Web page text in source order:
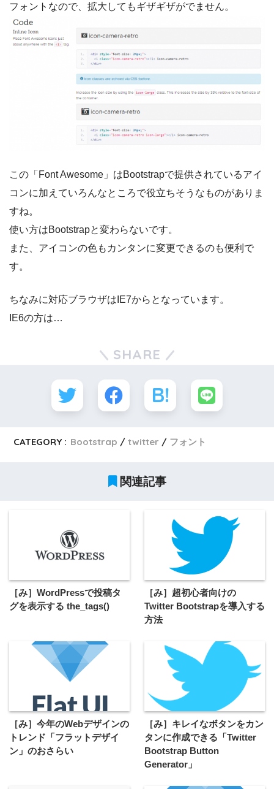
フォントなので、拡大してもギザギザがでません。
この「Font Awesome」はBootstrapで提供されているアイ
コンに加えていろんなところで役立ちそうなものがありま
すね。
使い方はBootstrapと変わらないです。
また、アイコンの色もカンタンに変更できるのも便利で
す。
ちなみに対応ブラウザはIE7からとなっています。
IE6の方は…
SHARE
CATEGORY : Bootstrap twitter フォント
関連記事
［み］WordPressで投稿タ
グを表示する the_tags()
［み］超初心者向けの
Twitter Bootstrapを導入する
方法
［み］今年のWebデザインの
トレンド「フラットデザイ
ン」のおさらい
［み］キレイなボタンをカン
タンに作成できる「Twitter
Bootstrap Button
Generator」